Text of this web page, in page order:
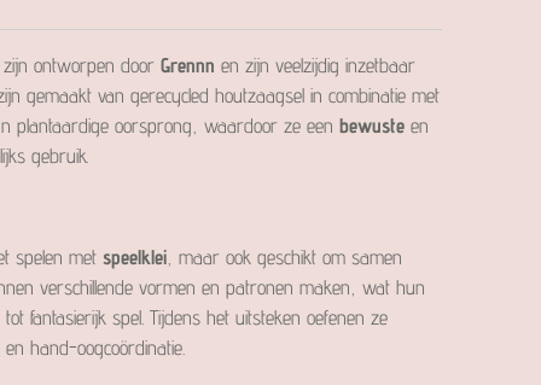
zijn ontworpen door Grennn en zijn veelzijdig inzetbaar
gemaakt van gerecycled houtzaagsel in combinatie met
plantaardige oorsprong, waardoor ze een bewuste en
gebruik.
spelen met speelklei , maar ook geschikt om samen
verschillende vormen en patronen maken, wat hun
fantasierijk spel. Tijdens het uitsteken oefenen ze
hand-oogcoördinatie.